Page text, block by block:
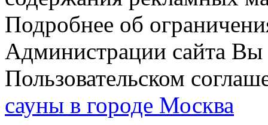
Подробнее об
Администрации сайта Вы
Пользовательском
сауны в городе Москва